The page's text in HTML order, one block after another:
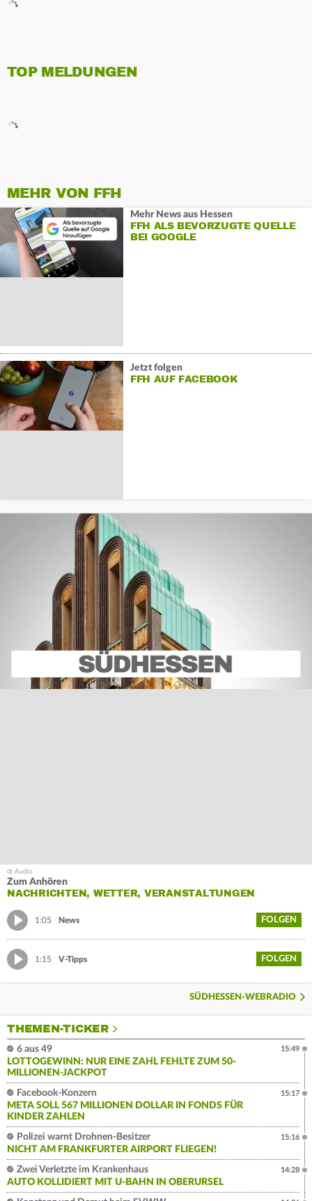
TOP MELDUNGEN
MEHR VON FFH
Mehr News aus Hessen
FFH ALS BEVORZUGTE QUELLE
BEI GOOGLE
Jetzt folgen
FFH AUF FACEBOOK
Zum Anhören
NACHRICHTEN, WETTER, VERANSTALTUNGEN
1:05 News FOLGEN
1:15 V-Tipps FOLGEN
SÜDHESSEN-WEBRADIO
THEMEN-TICKER
6 aus 49
LOTTOGEWINN: NUR EINE ZAHL FEHLTE ZUM 50-
MILLIONEN-JACKPOT
15:49
Facebook-Konzern
META SOLL 567 MILLIONEN DOLLAR IN FONDS FÜR
KINDER ZAHLEN
15:17
Polizei warnt Drohnen-Besitzer
NICHT AM FRANKFURTER AIRPORT FLIEGEN!
15:16
Zwei Verletzte im Krankenhaus
AUTO KOLLIDIERT MIT U-BAHN IN OBERURSEL
14:28